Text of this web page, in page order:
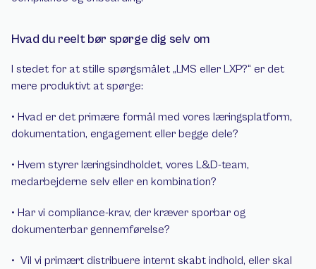
Hvad du reelt bør spørge dig selv om
I stedet for at stille spørgsmålet „LMS eller LXP?“ er det
mere produktivt at spørge:
• Hvad er det primære formål med vores læringsplatform,
dokumentation, engagement eller begge dele?
• Hvem styrer læringsindholdet, vores L&D-team,
medarbejderne selv eller en kombination?
• Har vi compliance-krav, der kræver sporbar og
dokumenterbar gennemførelse?
•  Vil vi primært distribuere internt skabt indhold, eller skal